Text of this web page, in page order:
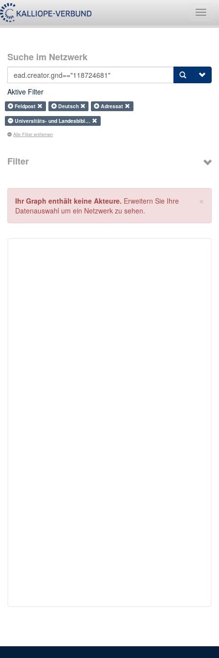
Suche im Netzwerk
Aktive Filter
Feldpost Deutsch
Adressat
Universitäts- und Landesbibl…
Alle Filter entfernen
Filter
×
Ihr Graph enthält keine Akteure. Erweitern Sie Ihre
Datenauswahl um ein Netzwerk zu sehen.